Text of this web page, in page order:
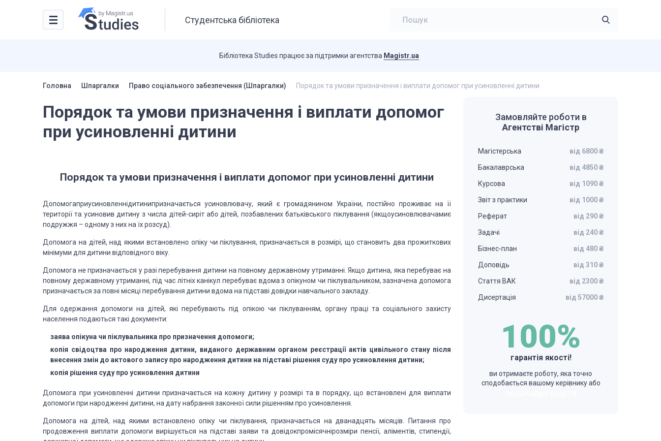
Студентська бібліотека
Бібліотека Studies працює за підтримки агентства Magistr.ua
Головна Шпаргалки Право соціального забезпечення (Шпаргалки) Порядок та умови призначення і виплати допомог при усиновленні дитини
Порядок та умови призначення і виплати допомог
при усиновленні дитини
Порядок та умови призначення і виплати допомог при усиновленні дитини
Допомогаприусиновленнідитинипризначається усиновлювачу, який є громадянином України, постійно проживає на її
території та усиновив дитину з числа дітей-сиріт або дітей, позбавлених батьківського піклування (якщоусиновлювачамиє
подружжя – одному з них на їх розсуд).
Допомога на дітей, над якими встановлено опіку чи піклування, призначається в розмірі, що становить два прожиткових
мінімуми для дитини відповідного віку.
Допомога не призначається у разі перебування дитини на повному державному утриманні. Якщо дитина, яка перебуває на
пов­ному державномуутриманні, під час літніх канікул перебуває вдома з опікуном чи піклувальником, зазначена допомога
призначається за повні місяці перебування дитини вдома на підставі довідки навчального закладу.
Для одержання допомоги на дітей, які перебувають під опікою чи піклуванням, органу праці та соціального захисту
населення подаються такі документи:
заява опікуна чи піклувальника про призначення допомоги;
копія свідоцтва про народження дитини, виданого державним органом реєстрації актів цивільного стану після
внесення змін до актового запису про народження дитини на підставі рішення суду про усиновлення дитини;
копія рішення суду про усиновлення дитини
Допомога при усиновленні дитини призначається на кожну дитину у розмірі та в порядку, що встановлені для виплати
допомоги при народженні дитини, на дату набрання законної сили рішенням про усиновлення.
Допомога на дітей, над якими встановлено опіку чи піклування, призначається на дванадцять місяців. Питання про
продовження виплати допомоги вирішується на підставі заяви та довідокпромісячнірозміри пенсії, аліментів, стипендії,
Замовляйте роботи в
Агентстві Магістр
Магістерська від 6800 ₴
Бакалаврська від 4850 ₴
Курсова від 1090 ₴
Звіт з практики від 1000 ₴
Реферат від 290 ₴
Задачі від 240 ₴
Бізнес-план від 480 ₴
Доповідь від 310 ₴
Стаття ВАК від 2300 ₴
Дисертація від 57000 ₴
100%
гарантія якості!
ви отримаєте роботу, яка точно
сподобається вашому керівнику або